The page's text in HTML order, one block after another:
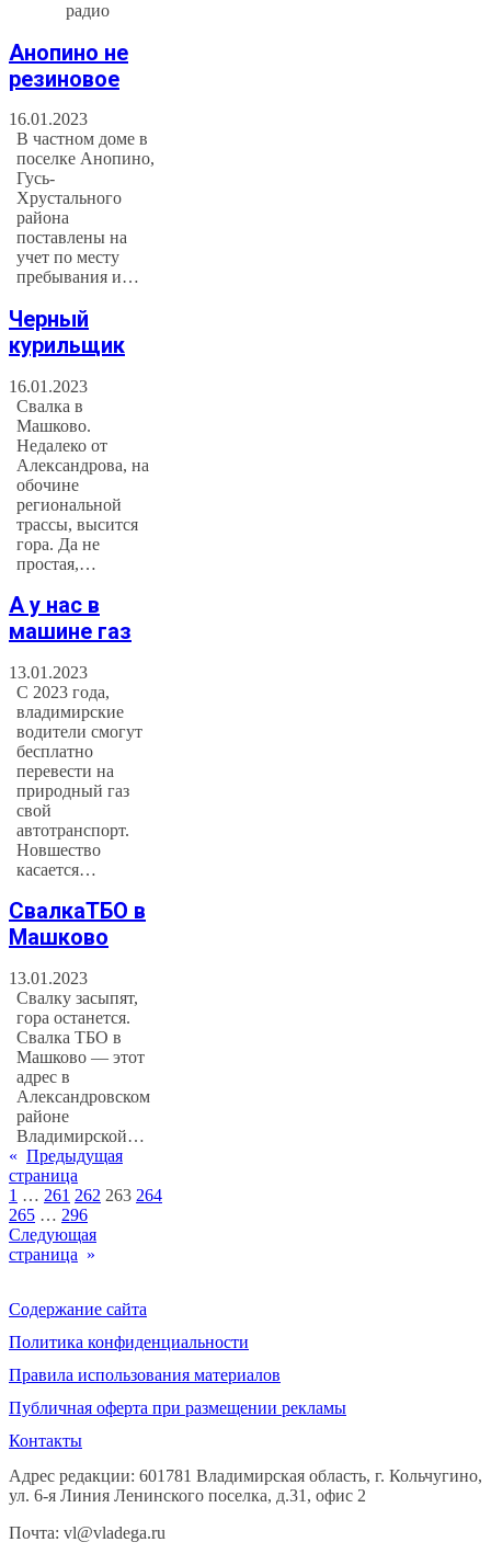
радио
Анопино не
резиновое
16.01.2023
В частном доме в
поселке Анопино,
Гусь-
Хрустального
района
поставлены на
учет по месту
пребывания и…
Черный
курильщик
16.01.2023
Свалка в
Машково.
Недалеко от
Александрова, на
обочине
региональной
трассы, высится
гора. Да не
простая,…
А у нас в
машине газ
13.01.2023
С 2023 года,
владимирские
водители смогут
бесплатно
перевести на
природный газ
свой
автотранспорт.
Новшество
касается…
СвалкаТБО в
Машково
13.01.2023
Свалку засыпят,
гора останется.
Свалка ТБО в
Машково — этот
адрес в
Александровском
районе
Владимирской…
« Предыдущая
страница
1 … 261 262 263 264
265 … 296
Следующая
страница »
Содержание сайта
Политика конфиденциальности
Правила использования материалов
Публичная оферта при размещении рекламы
Контакты
Адрес редакции: 601781 Владимирская область, г. Кольчугино,
ул. 6-я Линия Ленинского поселка, д.31, офис 2
Почта: vl@vladega.ru